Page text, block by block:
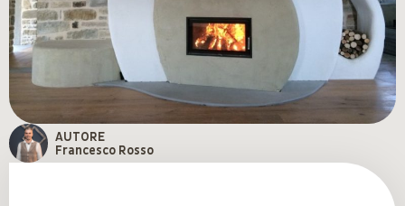
AUTORE
Francesco Rosso